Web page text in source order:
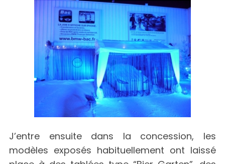
J’entre ensuite dans la concession, les
modèles exposés habituellement ont laissé